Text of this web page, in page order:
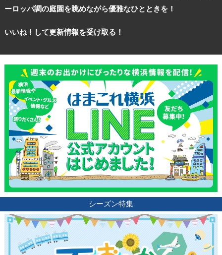
ーロッパ調の庭園を眺めながら優雅なひとときを！
いいね！して更新情報を受け取る！
シーズン特集
観光ガイド
ランキング
ブログ記事
サイトについて